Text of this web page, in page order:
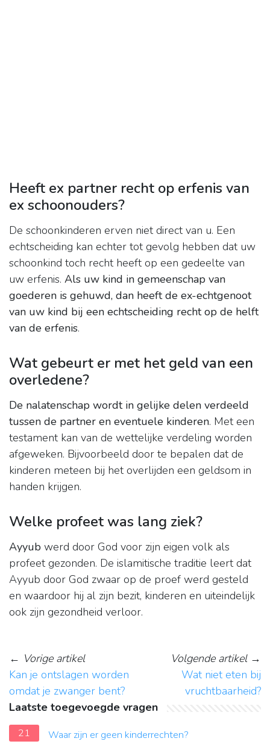
Heeft ex partner recht op erfenis van
ex schoonouders?
De schoonkinderen erven niet direct van u. Een
echtscheiding kan echter tot gevolg hebben dat uw
schoonkind toch recht heeft op een gedeelte van
uw erfenis. Als uw kind in gemeenschap van
goederen is gehuwd, dan heeft de ex-echtgenoot
van uw kind bij een echtscheiding recht op de helft
van de erfenis.
Wat gebeurt er met het geld van een
overledene?
De nalatenschap wordt in gelijke delen verdeeld
tussen de partner en eventuele kinderen. Met een
testament kan van de wettelijke verdeling worden
afgeweken. Bijvoorbeeld door te bepalen dat de
kinderen meteen bij het overlijden een geldsom in
handen krijgen.
Welke profeet was lang ziek?
Ayyub werd door God voor zijn eigen volk als
profeet gezonden. De islamitische traditie leert dat
Ayyub door God zwaar op de proef werd gesteld
en waardoor hij al zijn bezit, kinderen en uiteindelijk
ook zijn gezondheid verloor.
← Vorige artikel
Kan je ontslagen worden
omdat je zwanger bent?
Volgende artikel→
Wat niet eten bij
vruchtbaarheid?
Laatste toegevoegde vragen
21
Waar zijn er geen kinderrechten?